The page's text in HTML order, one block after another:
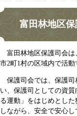
富田林地区
富田林地区保護司会は
市2町1村の区域内で活動
保護司会では、保護司
い、保護司としての資
る運動」をはじめとし
しながら、安全で安心